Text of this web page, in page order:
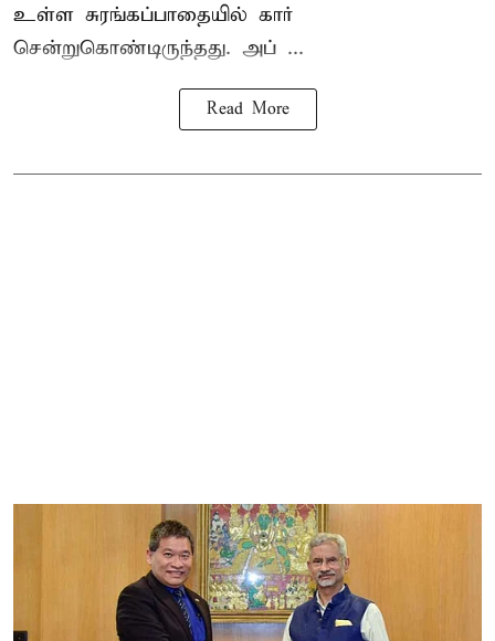
உள்ள சுரங்கப்பாதையில் கார்
சென்றுகொண்டிருந்தது. அப் ...
Read More